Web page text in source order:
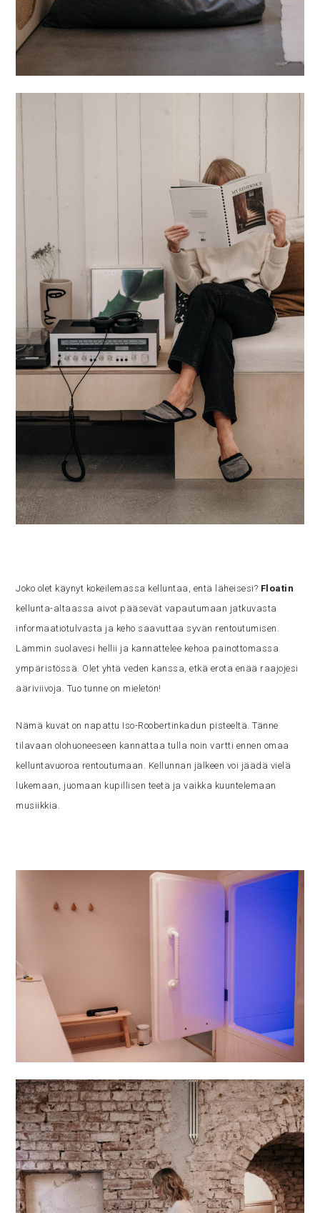
Joko olet käynyt kokeilemassa kelluntaa, entä läheisesi? Floatin
kellunta-altaassa aivot pääsevät vapautumaan jatkuvasta
informaatiotulvasta ja keho saavuttaa syvän rentoutumisen.
Lämmin suolavesi hellii ja kannattelee kehoa painottomassa
ympäristössä. Olet yhtä veden kanssa, etkä erota enää raajojesi
ääriviivoja. Tuo tunne on mieletön!
Nämä kuvat on napattu Iso-Roobertinkadun pisteeltä. Tänne
tilavaan olohuoneeseen kannattaa tulla noin vartti ennen omaa
kelluntavuoroa rentoutumaan. Kellunnan jälkeen voi jäädä vielä
lukemaan, juomaan kupillisen teetä ja vaikka kuuntelemaan
musiikkia.